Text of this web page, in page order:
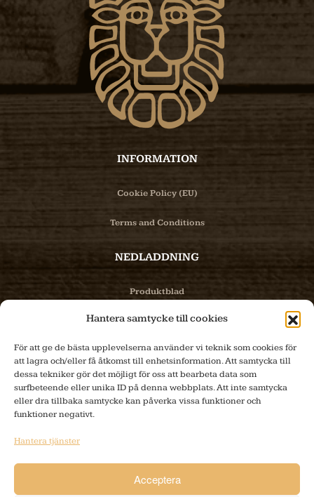
Hantera samtycke till cookies
För att ge de bästa upplevelserna använder vi teknik som cookies för
att lagra och/eller få åtkomst till enhetsinformation. Att samtycka till
dessa tekniker gör det möjligt för oss att bearbeta data som
surfbeteende eller unika ID på denna webbplats. Att inte samtycka
eller dra tillbaka samtycke kan påverka vissa funktioner och
funktioner negativt.
Hantera tjänster
Acceptera
INFORMATION
Cookie Policy (EU)
Terms and Conditions
NEDLADDNING
Produktblad
Bilder
PRODUKTER
Produktinfo
KONTAKT